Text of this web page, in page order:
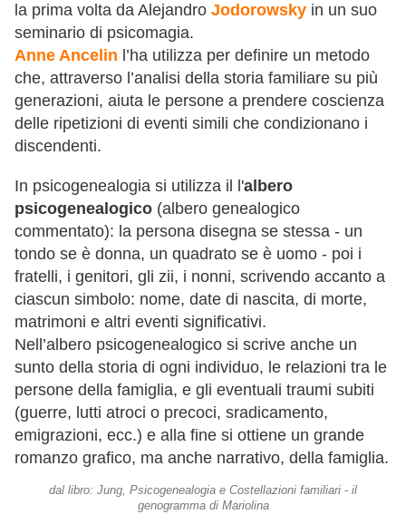
la prima volta da Alejandro Jodorowsky in un suo
seminario di psicomagia.
Anne Ancelin l’ha utilizza per definire un metodo
che, attraverso l’analisi della storia familiare su più
generazioni, aiuta le persone a prendere coscienza
delle ripetizioni di eventi simili che condizionano i
discendenti.
In psicogenealogia si utilizza il l'albero
psicogenealogico (albero genealogico
commentato): la persona disegna se stessa - un
tondo se è donna, un quadrato se è uomo - poi i
fratelli, i genitori, gli zii, i nonni, scrivendo accanto a
ciascun simbolo: nome, date di nascita, di morte,
matrimoni e altri eventi significativi.
Nell’albero psicogenealogico si scrive anche un
sunto della storia di ogni individuo, le relazioni tra le
persone della famiglia, e gli eventuali traumi subiti
(guerre, lutti atroci o precoci, sradicamento,
emigrazioni, ecc.) e alla fine si ottiene un grande
romanzo grafico, ma anche narrativo, della famiglia.
dal libro: Jung, Psicogenealogia e Costellazioni familiari - il
genogramma di Mariolina